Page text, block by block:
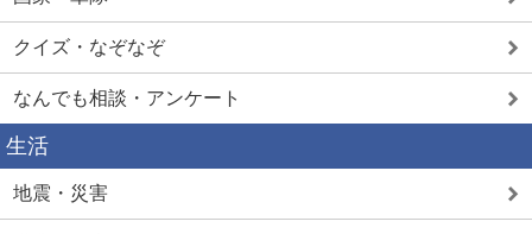
クイズ・なぞなぞ
なんでも相談・アンケート
生活
地震・災害